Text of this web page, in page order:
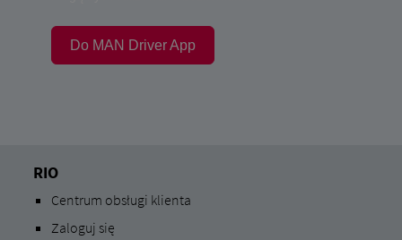
Do MAN Driver App
RIO
Centrum obsługi klienta
Zaloguj się